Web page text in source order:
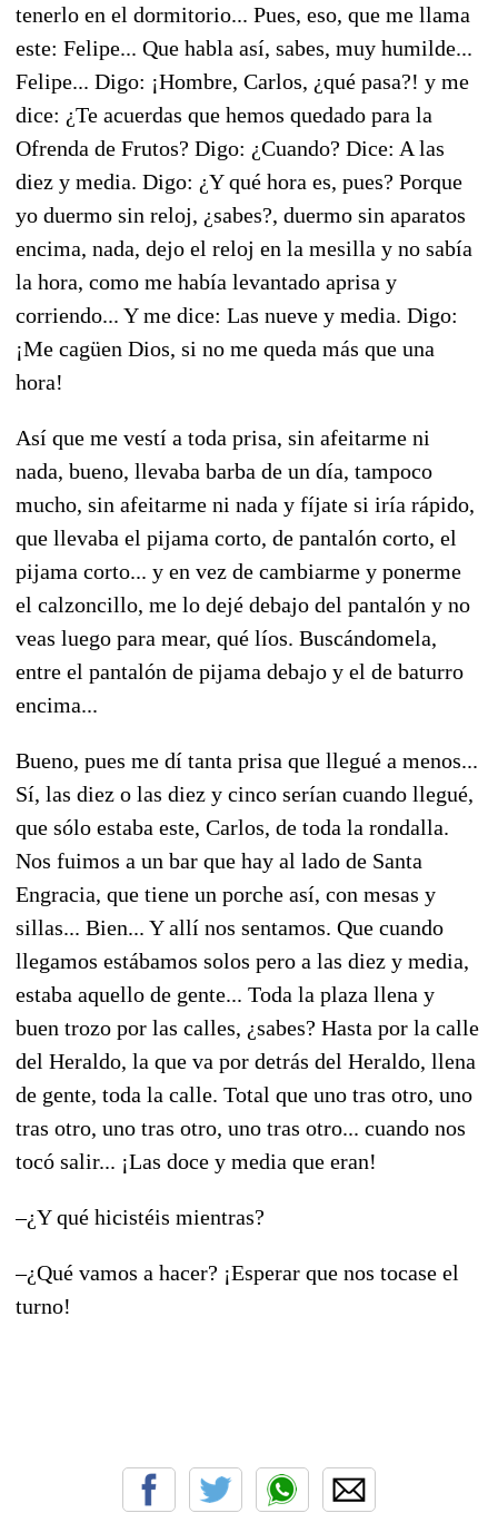
tenerlo en el dormitorio... Pues, eso, que me llama
este: Felipe... Que habla así, sabes, muy humilde...
Felipe... Digo: ¡Hombre, Carlos, ¿qué pasa?! y me
dice: ¿Te acuerdas que hemos quedado para la
Ofrenda de Frutos? Digo: ¿Cuando? Dice: A las
diez y media. Digo: ¿Y qué hora es, pues? Porque
yo duermo sin reloj, ¿sabes?, duermo sin aparatos
encima, nada, dejo el reloj en la mesilla y no sabía
la hora, como me había levantado aprisa y
corriendo... Y me dice: Las nueve y media. Digo:
¡Me cagüen Dios, si no me queda más que una
hora!
Así que me vestí a toda prisa, sin afeitarme ni
nada, bueno, llevaba barba de un día, tampoco
mucho, sin afeitarme ni nada y fíjate si iría rápido,
que llevaba el pijama corto, de pantalón corto, el
pijama corto... y en vez de cambiarme y ponerme
el calzoncillo, me lo dejé debajo del pantalón y no
veas luego para mear, qué líos. Buscándomela,
entre el pantalón de pijama debajo y el de baturro
encima...
Bueno, pues me dí tanta prisa que llegué a menos...
Sí, las diez o las diez y cinco serían cuando llegué,
que sólo estaba este, Carlos, de toda la rondalla.
Nos fuimos a un bar que hay al lado de Santa
Engracia, que tiene un porche así, con mesas y
sillas... Bien... Y allí nos sentamos. Que cuando
llegamos estábamos solos pero a las diez y media,
estaba aquello de gente... Toda la plaza llena y
buen trozo por las calles, ¿sabes? Hasta por la calle
del Heraldo, la que va por detrás del Heraldo, llena
de gente, toda la calle. Total que uno tras otro, uno
tras otro, uno tras otro, uno tras otro... cuando nos
tocó salir... ¡Las doce y media que eran!
–¿Y qué hicistéis mientras?
–¿Qué vamos a hacer? ¡Esperar que nos tocase el
turno!